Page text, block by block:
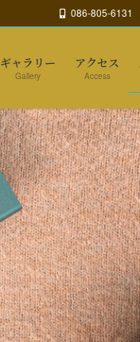
086-805-6131
ギャラリー
Gallery
アクセス
Access